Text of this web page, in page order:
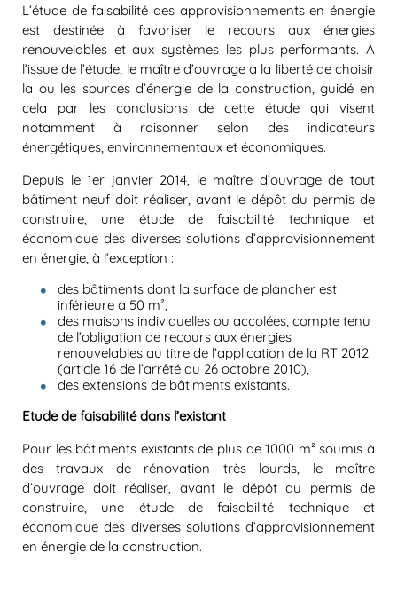
L’étude de faisabilité des approvisionnements en énergie
est destinée à favoriser le recours aux énergies
renouvelables et aux systèmes les plus performants. A
l’issue de l’étude, le maître d’ouvrage a la liberté de choisir
la ou les sources d’énergie de la construction, guidé en
cela par les conclusions de cette étude qui visent
notamment à raisonner selon des indicateurs
énergétiques, environnementaux et économiques.
Depuis le 1er janvier 2014, le maître d’ouvrage de tout
bâtiment neuf doit réaliser, avant le dépôt du permis de
construire, une étude de faisabilité technique et
économique des diverses solutions d’approvisionnement
en énergie, à l’exception :
des bâtiments dont la surface de plancher est
inférieure à 50 m²,
des maisons individuelles ou accolées, compte tenu
de l’obligation de recours aux énergies
renouvelables au titre de l’application de la RT 2012
(article 16 de l’arrêté du 26 octobre 2010),
des extensions de bâtiments existants.
Etude de faisabilité dans l’existant
Pour les bâtiments existants de plus de 1000 m² soumis à
des travaux de rénovation très lourds, le maître
d’ouvrage doit réaliser, avant le dépôt du permis de
construire, une étude de faisabilité technique et
économique des diverses solutions d’approvisionnement
en énergie de la construction.